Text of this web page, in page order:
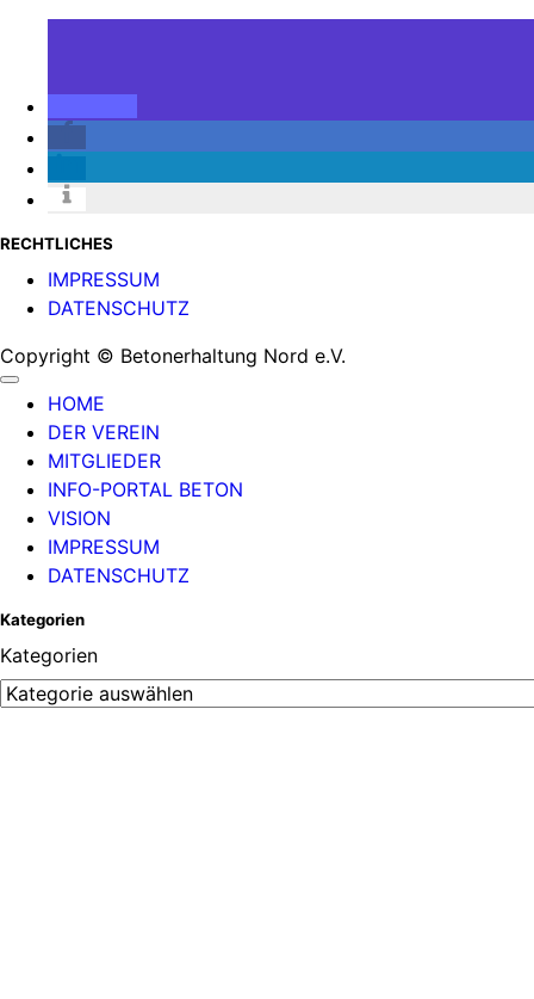
RECHTLICHES
IMPRESSUM
DATENSCHUTZ
Copyright © Betonerhaltung Nord e.V.
HOME
DER VEREIN
MITGLIEDER
INFO-PORTAL BETON
VISION
IMPRESSUM
DATENSCHUTZ
Kategorien
Kategorien